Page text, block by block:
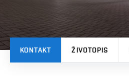
KONTAKT ŽIVOTOPIS